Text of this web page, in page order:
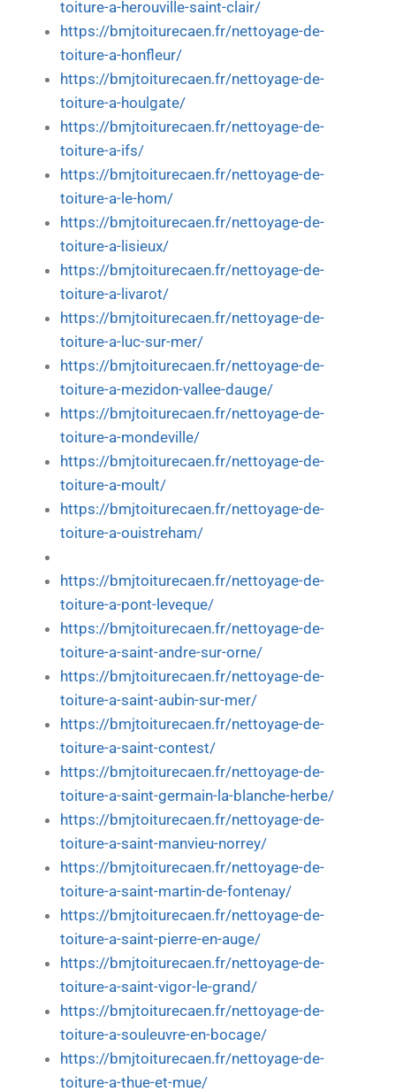
toiture-a-herouville-saint-clair/
https://bmjtoiturecaen.fr/nettoyage-de-
toiture-a-honfleur/
https://bmjtoiturecaen.fr/nettoyage-de-
toiture-a-houlgate/
https://bmjtoiturecaen.fr/nettoyage-de-
toiture-a-ifs/
https://bmjtoiturecaen.fr/nettoyage-de-
toiture-a-le-hom/
https://bmjtoiturecaen.fr/nettoyage-de-
toiture-a-lisieux/
https://bmjtoiturecaen.fr/nettoyage-de-
toiture-a-livarot/
https://bmjtoiturecaen.fr/nettoyage-de-
toiture-a-luc-sur-mer/
https://bmjtoiturecaen.fr/nettoyage-de-
toiture-a-mezidon-vallee-dauge/
https://bmjtoiturecaen.fr/nettoyage-de-
toiture-a-mondeville/
https://bmjtoiturecaen.fr/nettoyage-de-
toiture-a-moult/
https://bmjtoiturecaen.fr/nettoyage-de-
toiture-a-ouistreham/
https://bmjtoiturecaen.fr/nettoyage-de-
toiture-a-pont-leveque/
https://bmjtoiturecaen.fr/nettoyage-de-
toiture-a-saint-andre-sur-orne/
https://bmjtoiturecaen.fr/nettoyage-de-
toiture-a-saint-aubin-sur-mer/
https://bmjtoiturecaen.fr/nettoyage-de-
toiture-a-saint-contest/
https://bmjtoiturecaen.fr/nettoyage-de-
toiture-a-saint-germain-la-blanche-herbe/
https://bmjtoiturecaen.fr/nettoyage-de-
toiture-a-saint-manvieu-norrey/
https://bmjtoiturecaen.fr/nettoyage-de-
toiture-a-saint-martin-de-fontenay/
https://bmjtoiturecaen.fr/nettoyage-de-
toiture-a-saint-pierre-en-auge/
https://bmjtoiturecaen.fr/nettoyage-de-
toiture-a-saint-vigor-le-grand/
https://bmjtoiturecaen.fr/nettoyage-de-
toiture-a-souleuvre-en-bocage/
https://bmjtoiturecaen.fr/nettoyage-de-
toiture-a-thue-et-mue/